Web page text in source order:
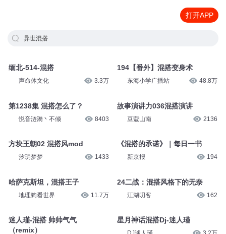
打开APP
异世混搭
缅北-514-混搭
声命体文化 3.3万
第1238集 混搭怎么了？
悦音涟漪丶不倾 8403
方块王朝02 混搭风mod
汐玥梦梦 1433
哈萨克斯坦，混搭王子
地理狗看世界 11.7万
迷人瑾-混搭 帅帅气气
（remix）
194【番外】混搭变身术
东海小学广播站 48.8万
故事演讲力036混搭演讲
豆蔻山南 2136
《混搭的承诺》｜每日一书
新京报 194
24二战：混搭风格下的无奈
江湖叨客 162
星月神话混搭Dj-迷人瑾